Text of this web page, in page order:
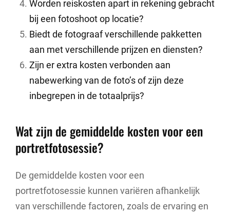
Worden reiskosten apart in rekening gebracht
bij een fotoshoot op locatie?
Biedt de fotograaf verschillende pakketten
aan met verschillende prijzen en diensten?
Zijn er extra kosten verbonden aan
nabewerking van de foto’s of zijn deze
inbegrepen in de totaalprijs?
Wat zijn de gemiddelde kosten voor een
portretfotosessie?
De gemiddelde kosten voor een
portretfotosessie kunnen variëren afhankelijk
van verschillende factoren, zoals de ervaring en